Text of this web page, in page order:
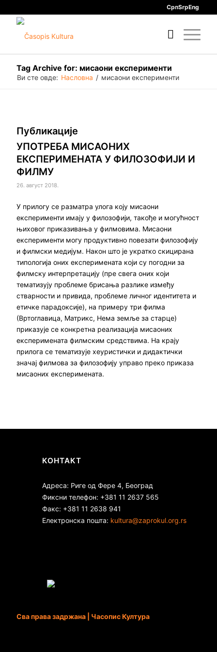
СрпSrpEng
Tag Archive for: мисаони експерименти
Ви сте овде: Насловна / мисаони експерименти
Публикације
УПОТРЕБА МИСАОНИХ
ЕКСПЕРИМЕНАТА У ФИЛОЗОФИЈИ И
ФИЛМУ
26. август 2018.
У прилогу се разматра улога коју мисаони
експерименти имају у филозофији, такође и могућност
њиховог приказивања у филмовима. Мисаони
експерименти могу продуктивно повезати филозофију
и филмски медијум. Након што је укратко скицирана
типологија оних експеримената који су погодни за
филмску интерпретацију (пре свега оних који
тематизују проблеме брисања разлике између
стварности и привида, проблеме личног идентитета и
етичке парадоксије), на примеру три филма
(Вртоглавица, Матрикс, Нема земље за старце)
приказује се конкретна реализација мисаоних
експеримената филмским средствима. На крају
прилога се тематизује хеуристички и дидактички
значај филмова за филозофију управо преко приказа
мисаоних експеримената.
КОНТАКТ
Адреса: Риге од Фере 4, Београд
Фиксни телефон: +381 11 2637 565
Факс: +381 11 2638 941
Електронска пошта: kultura@zaprokul.org.rs
Сва права задржана | Часопис Култура